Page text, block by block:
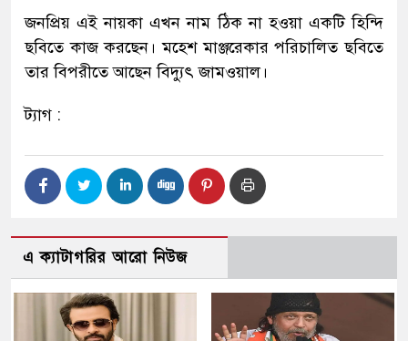
জনপ্রিয় এই নায়কা এখন নাম ঠিক না হওয়া একটি হিন্দি
ছবিতে কাজ করছেন। মহেশ মাঞ্জরেকার পরিচালিত ছবিতে
তার বিপরীতে আছেন বিদ্যুৎ জামওয়াল।
ট্যাগ :
এ ক্যাটাগরির আরো নিউজ